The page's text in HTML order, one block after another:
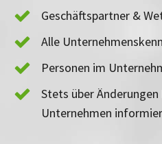
Geschäftspartner &
Alle
Personen im
Stets über
Unternehmen